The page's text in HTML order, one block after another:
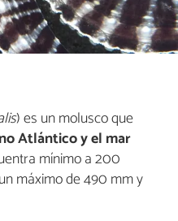
) es un molusco que
Atlántico y el mar
mínimo a 200
máximo de 490 mm y